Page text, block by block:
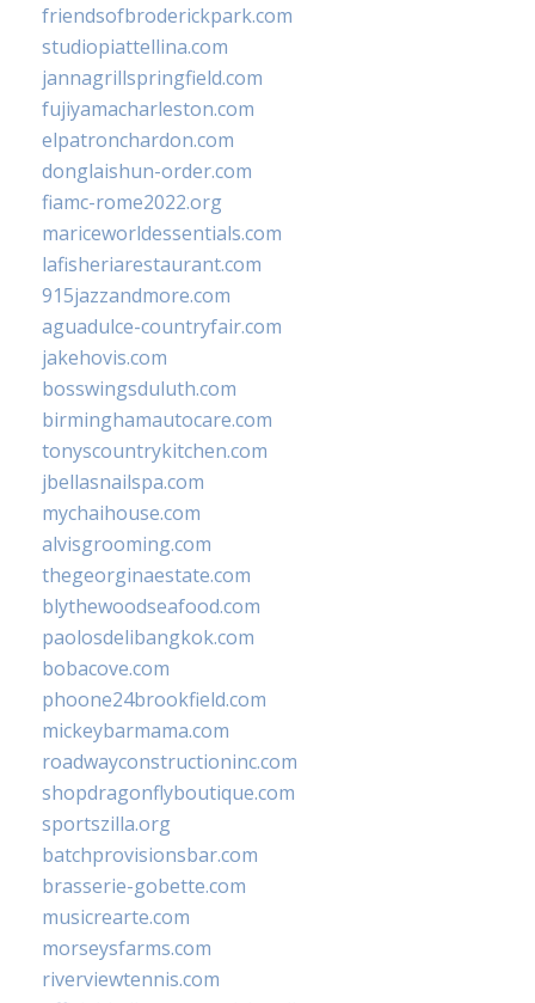
friendsofbroderickpark.com
studiopiattellina.com
jannagrillspringfield.com
fujiyamacharleston.com
elpatronchardon.com
donglaishun-order.com
fiamc-rome2022.org
mariceworldessentials.com
lafisheriarestaurant.com
915jazzandmore.com
aguadulce-countryfair.com
jakehovis.com
bosswingsduluth.com
birminghamautocare.com
tonyscountrykitchen.com
jbellasnailspa.com
mychaihouse.com
alvisgrooming.com
thegeorginaestate.com
blythewoodseafood.com
paolosdelibangkok.com
bobacove.com
phoone24brookfield.com
mickeybarmama.com
roadwayconstructioninc.com
shopdragonflyboutique.com
sportszilla.org
batchprovisionsbar.com
brasserie-gobette.com
musicrearte.com
morseysfarms.com
riverviewtennis.com